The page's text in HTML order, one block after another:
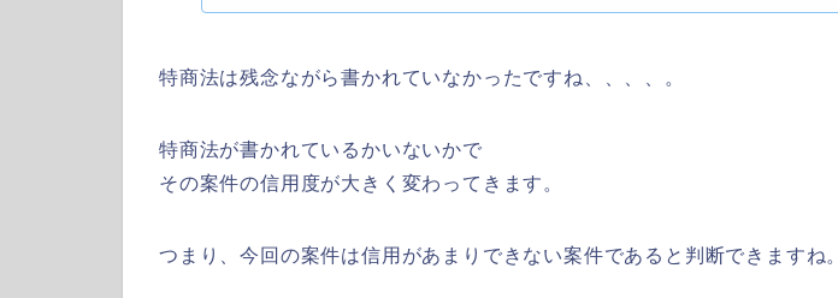
特商法は残念ながら書かれていなかったですね、、、、。
特商法が書かれているかいないかで
その案件の信用度が大きく変わってきます。
つまり、今回の案件は信用があまりできない案件であると判断できますね。